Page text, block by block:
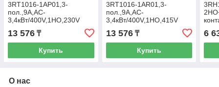
3RT1016-1AP01,3-
пол.,9A,AC-
3,4кВт/400V,1НО,230V
AC,50/60Гц,типоразмер
S00,винтовые
клеммы,IP20 (ЭТ)
13 576 ₸
Купить
3RT1016-1AR01,3-
пол.,9A,AC-
3,4кВт/400V,1НО,415V
AC,50/60Гц,типоразмер
S00,винтовые
клеммы,IP20 (ЭТ)
13 576₸
Купить
6
О нас